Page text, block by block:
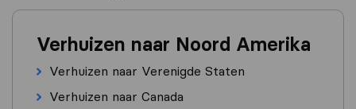
Verhuizen naar Noord Amerika
Verhuizen naar Verenigde Staten
Verhuizen naar Canada